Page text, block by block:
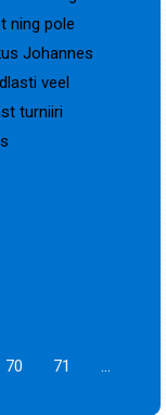
ning pole
Johannes
veel
turniiri
70 71
…